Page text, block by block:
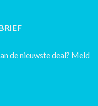
de nieuwste deal? Meld